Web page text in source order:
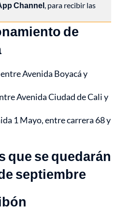
Channel, para recibir las
de
Avenida Boyacá y
Avenida Ciudad de Cali y
1 Mayo, entre carrera 68 y
que se quedarán
septiembre